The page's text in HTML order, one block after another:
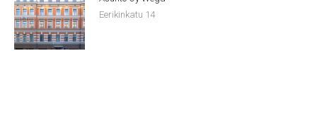
Eerikinkatu 14